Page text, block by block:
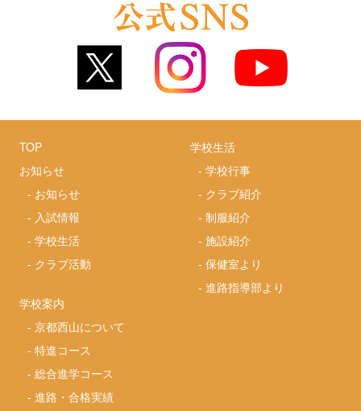
TOP
お知らせ
- お知らせ
- 入試情報
-学校生活
- クラブ活動
学校案内
-京都西山について
-特進コース
-総合進学コース
-進路・合格実績
学校生活
-学校行事
- クラブ紹介
-制服紹介
-施設紹介
-保健室より
-進路指導部より